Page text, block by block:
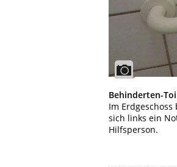
Behinderten-
Im
sich links ein
Hilfsperson.